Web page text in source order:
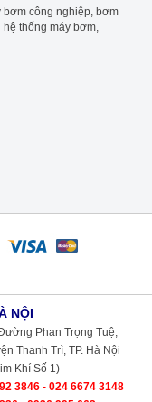
công nghiệp, bơm
thống máy bơm,
NỘI
Phan Trọng Tuệ,
Thanh Trì, TP. Hà Nội
Khí Số 1)
3846 - 024 6674 3148